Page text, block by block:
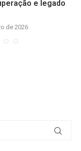
e legado
de 2026